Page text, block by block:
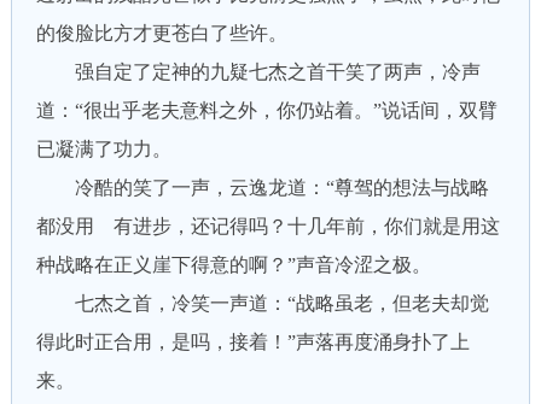
的俊脸比方才更苍白了些许。
强自定了定神的九疑七杰之首干笑了两声，冷声
道：“很出乎老夫意料之外，你仍站着。”说话间，双臂
已凝满了功力。
冷酷的笑了一声，云逸龙道：“尊驾的想法与战略
都没用 有进步，还记得吗？十几年前，你们就是用这
种战略在正义崖下得意的啊？”声音冷涩之极。
七杰之首，冷笑一声道：“战略虽老，但老夫却觉
得此时正合用，是吗，接着！”声落再度涌身扑了上
来。